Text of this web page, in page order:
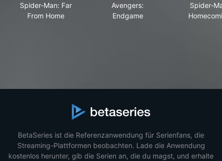
Spider-Man: Far
From Home
Avengers:
Endgame
Spider-
BetaSeries ist die Referenzanwendung für Serienfans, die
Streaming-Plattformen beobachten. Lade die Anwendung
kostenlos herunter, gib die Serien an, die du magst, und erhalte